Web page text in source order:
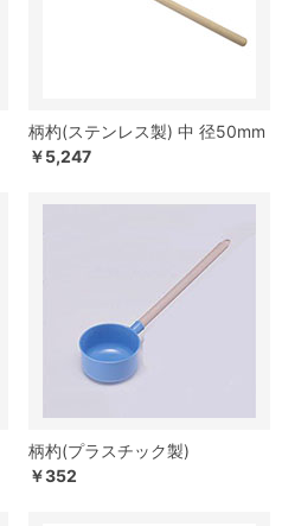
柄杓(ステンレス製) 中 径50mm
￥5,247
柄杓(プラスチック製)
￥352